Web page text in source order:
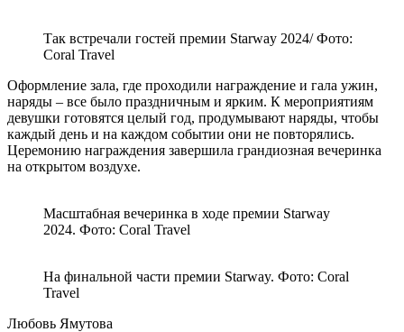
Так встречали гостей премии Starway 2024/ Фото:
Coral Travel
Оформление зала, где проходили награждение и гала ужин,
наряды – все было праздничным и ярким. К мероприятиям
девушки готовятся целый год, продумывают наряды, чтобы
каждый день и на каждом событии они не повторялись.
Церемонию награждения завершила грандиозная вечеринка
на открытом воздухе.
Масштабная вечеринка в ходе премии Starway
2024. Фото: Coral Travel
На финальной части премии Starway. Фото: Coral
Travel
Любовь Ямутова